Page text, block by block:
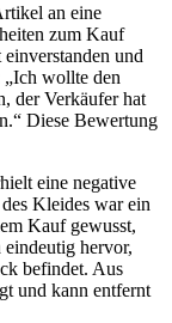
an eine
zum Kauf
und
wollte den
der Verkäufer hat
Diese Bewertung
eine negative
Kleides war ein
Kauf gewusst,
hervor,
befindet. Aus
und kann entfernt